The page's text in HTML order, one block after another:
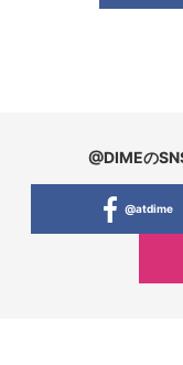
@DIMEの
@atdime